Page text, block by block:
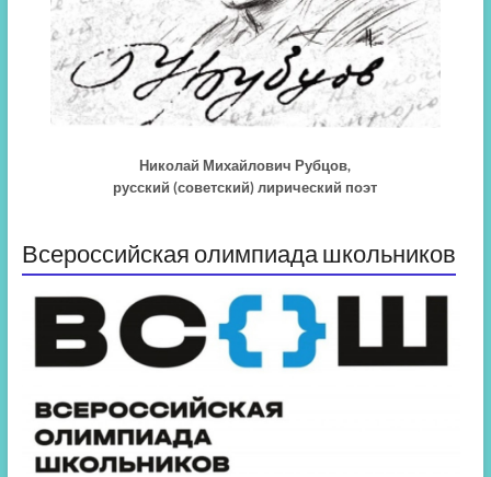
Николай Михайлович Рубцов,
русский (советский) лирический поэт
Всероссийская олимпиада школьников